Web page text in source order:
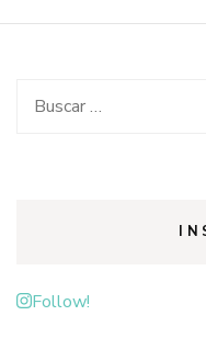
Buscar:
Follow!